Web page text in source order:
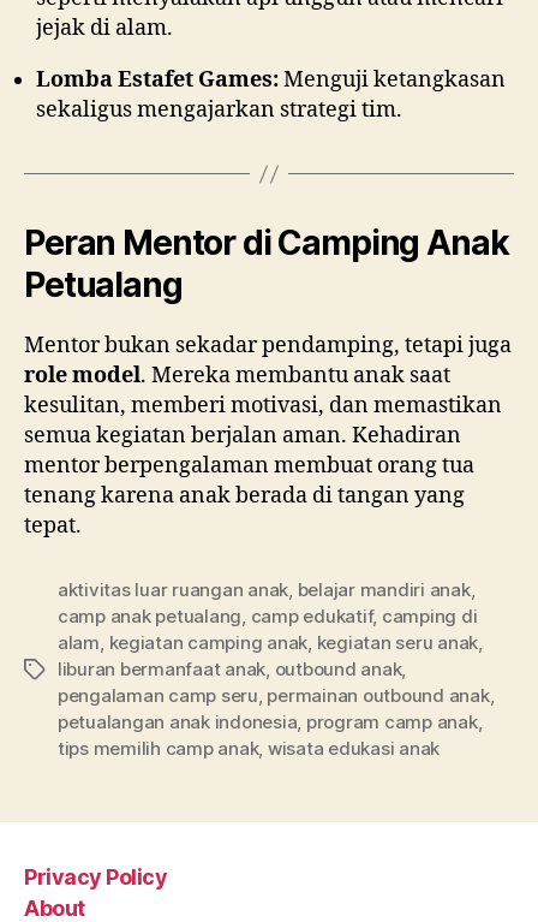
jejak di alam.
Lomba Estafet Games:Menguji ketangkasan
sekaligus mengajarkan strategi tim.
Peran Mentor di Camping Anak
Petualang
Mentor bukan sekadar pendamping, tetapi juga
role model. Mereka membantu anak saat
kesulitan, memberi motivasi, dan memastikan
semua kegiatan berjalan aman. Kehadiran
mentor berpengalaman membuat orang tua
tenang karena anak berada di tangan yang
tepat.
Tags
aktivitas luar ruangan anak, belajar mandiri anak,
camp anak petualang, camp edukatif, camping di
alam, kegiatan camping anak, kegiatan seru anak,
liburan bermanfaat anak, outbound anak,
pengalaman camp seru, permainan outbound anak,
petualangan anak indonesia, program camp anak,
tips memilih camp anak, wisata edukasi anak
Privacy Policy
About